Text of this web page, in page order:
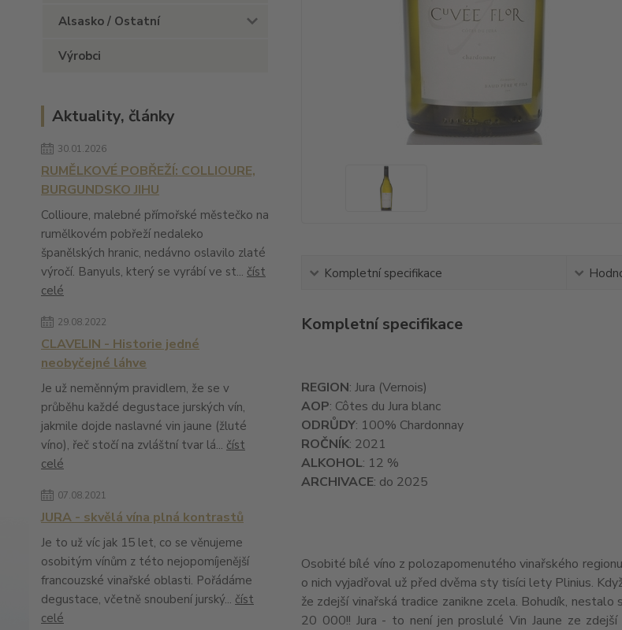
Alsasko / Ostatní
Výrobci
Aktuality, články
30.01.2026
RUMĚLKOVÉ POBŘEŽÍ: COLLIOURE,
BURGUNDSKO JIHU
Collioure, malebné přímořské městečko na
rumělkovém pobřeží nedaleko
španělských hranic, nedávno oslavilo zlaté
výročí. Banyuls, který se vyrábí ve st... číst
celé
29.08.2022
CLAVELIN - Historie jedné
neobyčejné láhve
Je už neměnným pravidlem, že se v
průběhu každé degustace jurských vín,
jakmile dojde naslavné vin jaune (žluté
víno), řeč stočí na zvláštní tvar lá... číst
celé
07.08.2021
JURA - skvělá vína plná kontrastů
Je to už víc jak 15 let, co se věnujeme
osobitým vínům z této nejopomíjenější
francouzské vinařské oblasti. Pořádáme
degustace, včetně snoubení jurský... číst
celé
Kompletní specifikace
Kompletní specifikace
REGION: Jura (Vernois)
AOP: Côtes du Jura blanc
ODRŮDY: 100% Chardonnay
ROČNÍK: 2021
ALKOHOL: 12 %
ARCHIVACE: do 2025
Osobité bílé víno z polozapomenutého vinařského
o nich vyjadřoval už před dvěma sty tisíci lety Plinius.
že zdejší vinařská tradice zanikne zcela. Bohudík,
20 000!! Jura - to není jen proslulé Vin Jaune ze